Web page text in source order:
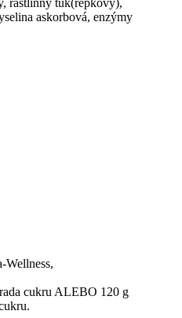
askorbová, enzýmy
Wellness,
cukru ALEBO 120 g